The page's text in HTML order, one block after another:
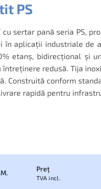
PS
cu sertar pană seria PS,
aplicații industriale de
etanș, bidirecțional și
redusă. Tija
Construită conform
rapidă pentru
Preț
TVA incl.